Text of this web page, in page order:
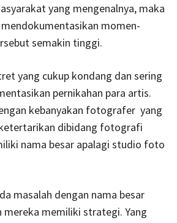
yang mengenalnya, maka
momen-
semakin tinggi.
yang cukup kondang dan sering
pernikahan para artis.
kebanyakan fotografer yang
dibidang fotografi
nama besar apalagi studio foto
masalah dengan nama besar
memiliki strategi. Yang